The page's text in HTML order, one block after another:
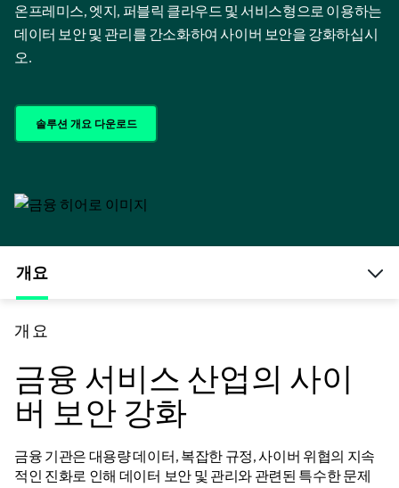
Cohesity
Español (Spain)
온프레미스, 엣지, 퍼블릭 클라우드 및 서비스형으로 이용하는
데이터 보안 및 관리를 간소화하여 사이버 보안을 강화하십시
오.
솔루션 개요 다운로드
개요
개요
금융 서비스 산업의 사이
버 보안 강화
금융 기관은 대용량 데이터, 복잡한 규정, 사이버 위협의 지속
적인 진화로 인해 데이터 보안 및 관리와 관련된 특수한 문제